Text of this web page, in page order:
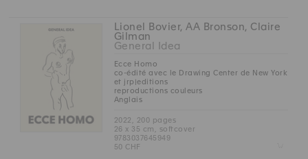
Lionel Bovier, AA Bronson, Claire
Gilman
General Idea
Ecce Homo
co-édité avec le Drawing Center de New York
et jrp|editions
reproductions couleurs
Anglais
2022, 200 pages
26 x 35 cm, softcover
9783037645949
50 CHF